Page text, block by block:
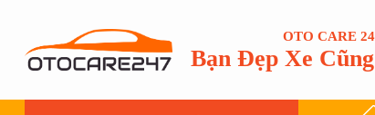
OTO CARE
Bạn Đẹp Xe